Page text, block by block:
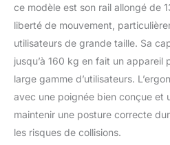
les
un
ce modèle est son rail allongé de
liberté de mouvement,
utilisateurs de grande taille. Sa
jusqu’à 160 kg en fait un
large gamme d’utilisateurs.
avec une poignée bien conçue et
maintenir une posture correcte
les risques de collisions.